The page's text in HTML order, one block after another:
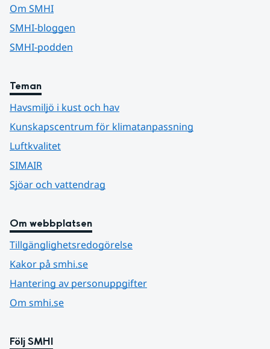
Om SMHI
SMHI-bloggen
SMHI-podden
Teman
Havsmiljö i kust och hav
Kunskapscentrum för klimatanpassning
Luftkvalitet
SIMAIR
Sjöar och vattendrag
Om webbplatsen
Tillgänglighetsredogörelse
Kakor på smhi.se
Hantering av personuppgifter
Om smhi.se
Följ SMHI